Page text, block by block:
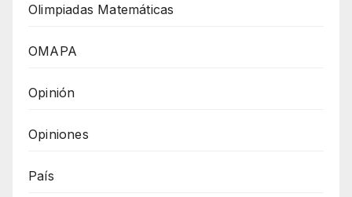
Olimpiadas Matemáticas
OMAPA
Opinión
Opiniones
País